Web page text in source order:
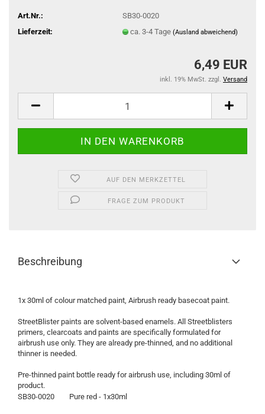
Art.Nr.:
SB30-0020
Lieferzeit:
ca. 3-4 Tage (Ausland abweichend)
6,49 EUR
inkl. 19% MwSt. zzgl. Versand
AUF DEN MERKZETTEL
FRAGE ZUM PRODUKT
Beschreibung
1x 30ml of colour matched paint, Airbrush ready basecoat paint.
StreetBlister paints are solvent-based enamels. All Streetblisters
primers, clearcoats and paints are specifically formulated for
airbrush use only. They are already pre-thinned, and no additional
thinner is needed.
Pre-thinned paint bottle ready for airbrush use, including 30ml of
product.
SB30-0020
Pure red - 1x30ml